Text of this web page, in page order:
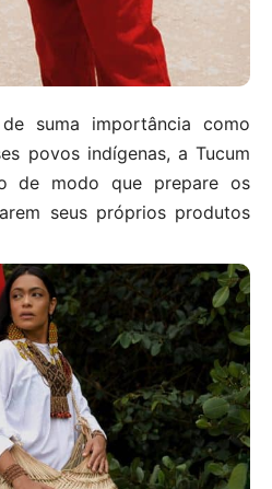
suma importância como
povos indígenas, a Tucum
de modo que prepare os
seus próprios produtos